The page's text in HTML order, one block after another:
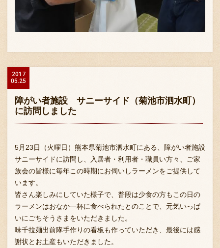
2017
05.25
障がい者施設 サニーサイド（菊池市泗水町）
に訪問しました
5月23日（火曜日）熊本県菊池市泗水町にある、障がい者施設
サニーサイドに訪問し、入居者・利用者・職員い方々、ご家
族会の皆様に毎年この時期にお伺いしラーメンをご提供して
います。
皆さん楽しみにしていた様子で、普段は少食の方もこの日の
ラーメンはおなか一杯に食べられたとのことで、元気いっぱ
いにごちそうさまをいただきました。
味千拉麺出前隊手作りの看板も作っていただき、最後には感
謝状とお土産もいただきました。